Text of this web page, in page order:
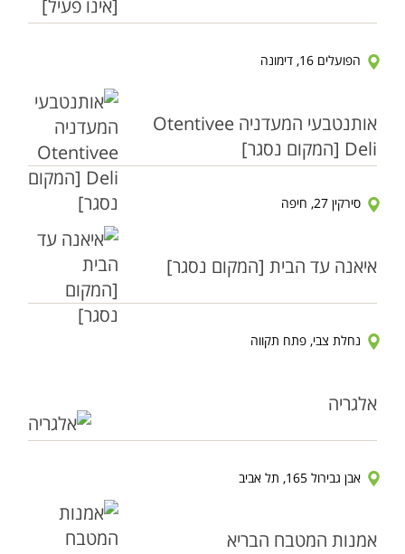
הפועלים 16, דימונה
אותנטבעי המעדניה Otentivee
Deli [המקום נסגר]
סירקין 27, חיפה
איאנה עד הבית [המקום נסגר]
נחלת צבי, פתח תקווה
אלגריה
אבן גבירול 165, תל אביב
אמנות המטבח הבריא